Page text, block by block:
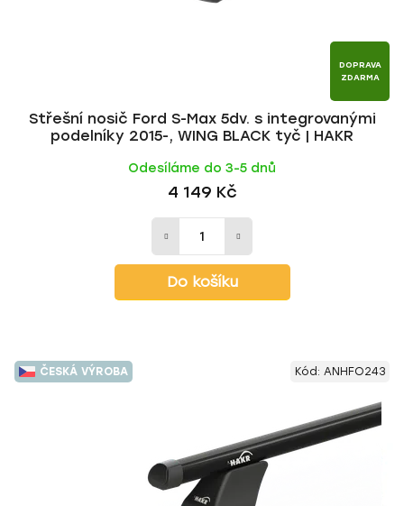
DOPRAVA
ZDARMA
Střešní nosič Ford S-Max 5dv. s integrovanými
podelníky 2015-, WING BLACK tyč | HAKR
Odesíláme do 3-5 dnů
4 149 Kč
Do košíku
ČESKÁ VÝROBA Kód: ANHFO243